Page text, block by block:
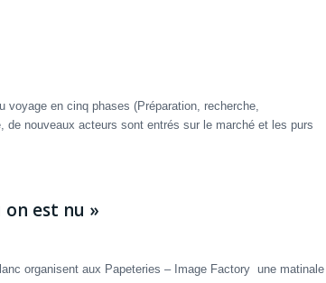
en cinq phases (Préparation, recherche,
nouveaux acteurs sont entrés sur le marché et les purs
est nu »
organisent aux Papeteries – Image Factory une matinale